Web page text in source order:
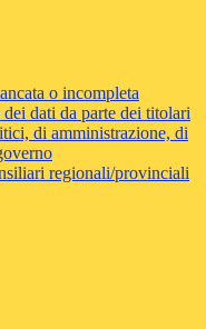
o incompleta
dati da parte dei titolari
di amministrazione, di
regionali/provinciali